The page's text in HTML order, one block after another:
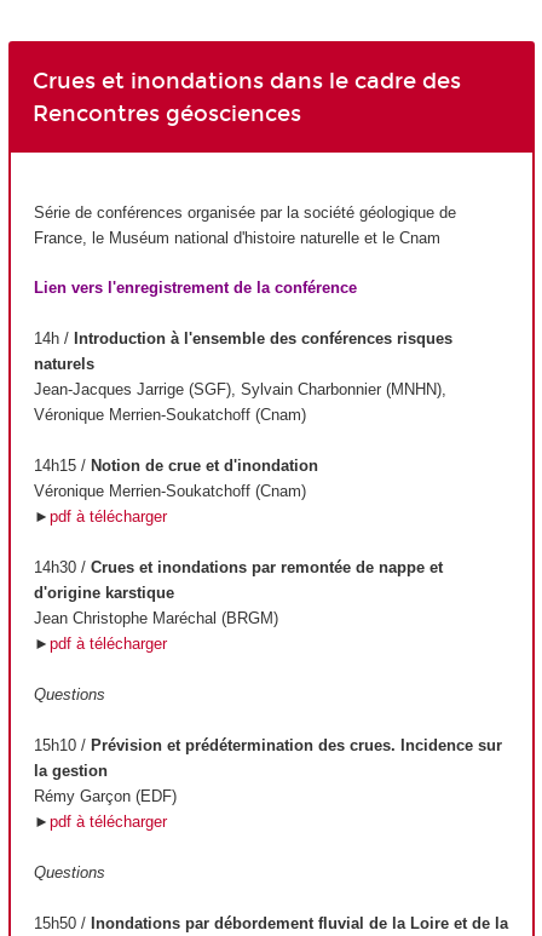
Crues et inondations dans le cadre des
Rencontres géosciences
Série de conférences organisée par la société géologique de
France, le Muséum national d'histoire naturelle et le Cnam
Lien vers l'enregistrement de la conférence
14h / Introduction à l'ensemble des conférences risques
naturels
Jean-Jacques Jarrige (SGF), Sylvain Charbonnier (MNHN),
Véronique Merrien-Soukatchoff (Cnam)
14h15 / Notion de crue et d'inondation
Véronique Merrien-Soukatchoff (Cnam)
► pdf à télécharger
14h30 / Crues et inondations par remontée de nappe et
d'origine karstique
Jean Christophe Maréchal (BRGM)
► pdf à télécharger
Questions
15h10 / Prévision et prédétermination des crues. Incidence sur
la gestion
Rémy Garçon (EDF)
► pdf à télécharger
Questions
15h50 / Inondations par débordement fluvial de la Loire et de la